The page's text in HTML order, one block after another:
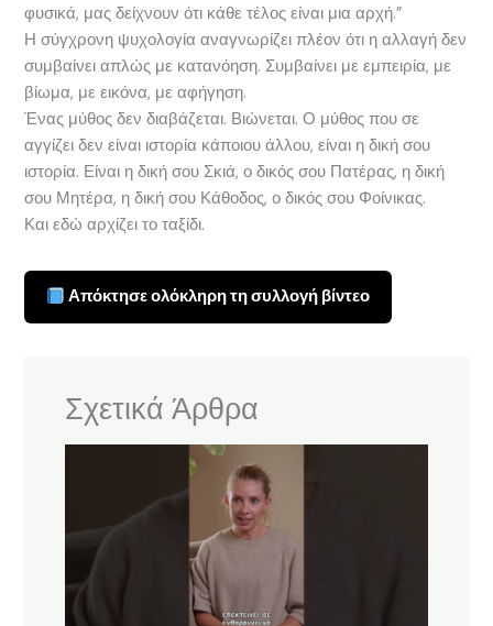
φυσικά, μας δείχνουν ότι κάθε τέλος είναι μια αρχή.”
Η σύγχρονη ψυχολογία αναγνωρίζει πλέον ότι η αλλαγή δεν
συμβαίνει απλώς με κατανόηση. Συμβαίνει με εμπειρία, με
βίωμα, με εικόνα, με αφήγηση.
Ένας μύθος δεν διαβάζεται. Βιώνεται. Ο μύθος που σε
αγγίζει δεν είναι ιστορία κάποιου άλλου, είναι η δική σου
ιστορία. Είναι η δική σου Σκιά, ο δικός σου Πατέρας, η δική
σου Μητέρα, η δική σου Κάθοδος, ο δικός σου Φοίνικας.
Και εδώ αρχίζει το ταξίδι.
Απόκτησε ολόκληρη τη συλλογή βίντεο
Σχετικά Άρθρα